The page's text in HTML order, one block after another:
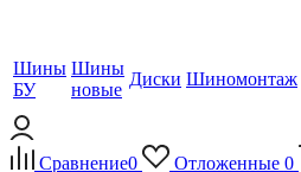
Шины
БУ
Шины
новые
Диски Шиномонтаж
Сравнение0 Отложенные 0